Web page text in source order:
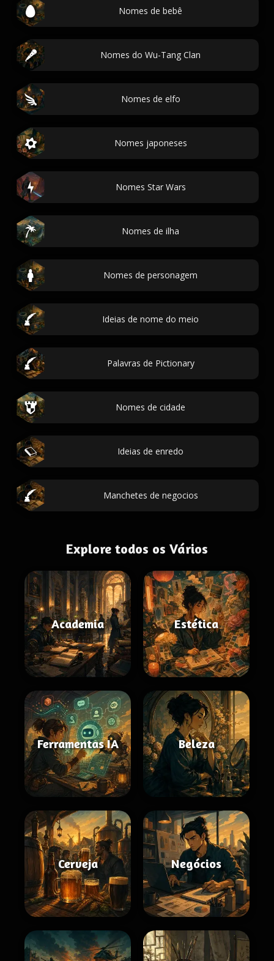
Nomes de bebê
Nomes do Wu-Tang Clan
Nomes de elfo
Nomes japoneses
Nomes Star Wars
Nomes de ilha
Nomes de personagem
Ideias de nome do meio
Palavras de Pictionary
Nomes de cidade
Ideias de enredo
Manchetes de negocios
Explore todos os Vários
Academia Estética
Ferramentas IA Beleza
Cerveja Negócios